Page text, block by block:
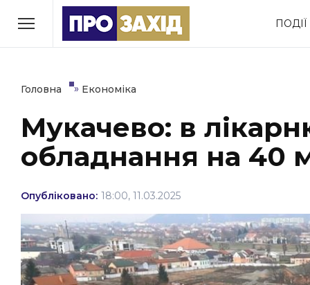
ПОДІЇ
РУБРИКИ
Економіка
Політика Соціум
Втрачений Ужгород
(відеоверсія)
ЗАКАРПАТСЬКІ НОВИНИ
Головна » Економіка
Мукачево: в
обладнання на 40
Опубліковано: 18:00, 11.03.2025